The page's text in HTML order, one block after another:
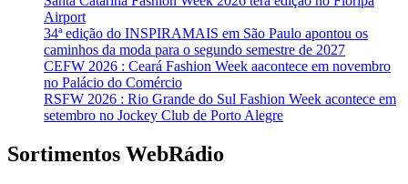
Airport
34ª edição do INSPIRAMAIS em São Paulo apontou os
caminhos da moda para o segundo semestre de 2027
CEFW 2026 : Ceará Fashion Week aacontece em novembro
no Palácio do Comércio
RSFW 2026 : Rio Grande do Sul Fashion Week acontece em
setembro no Jockey Club de Porto Alegre
Sortimentos WebRádio